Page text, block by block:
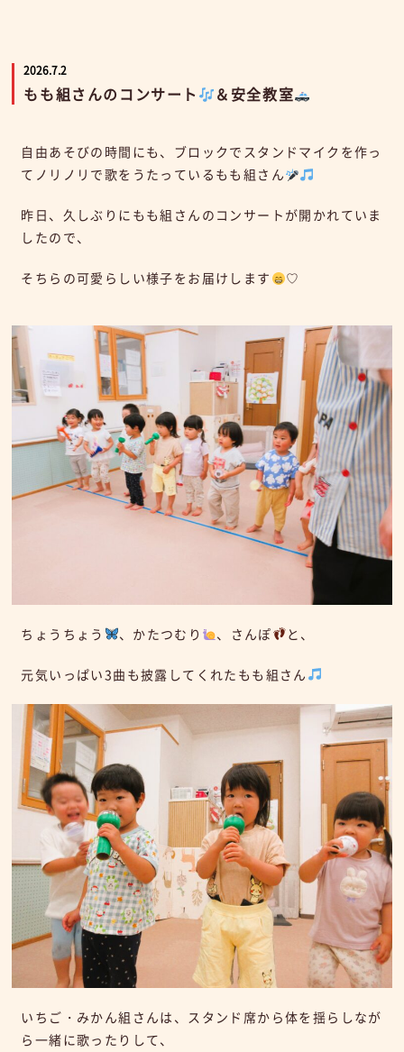
2026.7.2
もも組さんのコンサート ＆安全教室
自由あそびの時間にも、ブロックでスタンドマイクを作っ
てノリノリで歌をうたっているもも組さん
昨日、久しぶりにもも組さんのコンサートが開かれていま
したので、
そちらの可愛らしい様子をお届けします ♡
ちょうちょう 、かたつむり 、さんぽ と、
元気いっぱい3曲も披露してくれたもも組さん
いちご・みかん組さんは、スタンド席から体を揺らしなが
ら一緒に歌ったりして、